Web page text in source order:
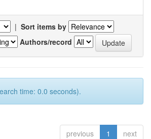
| Sort items by
Authors/record
time: 0.0 seconds).
previous 1 next